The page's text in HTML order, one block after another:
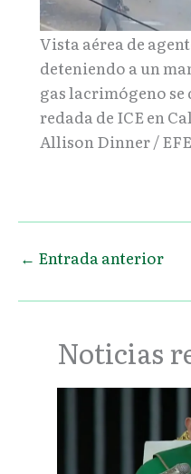
Vista aérea de
deteniendo a un
gas lacrimógeno
redada de ICE en
Allison Dinner /
← Entrada anterior
Noticias